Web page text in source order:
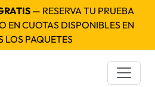
— RESERVA TU PRUEBA
EN CUOTAS DISPONIBLES EN
LOS PAQUETES